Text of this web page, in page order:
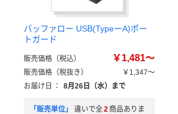
バッファロー USB(TypeーA)ポー
トガード
販売価格（税込） ￥1,481～
販売価格（税抜き）
￥1,347～
お届け日
： 8月26日（水）まで
「販売単位」 違いで全2 商品ありま